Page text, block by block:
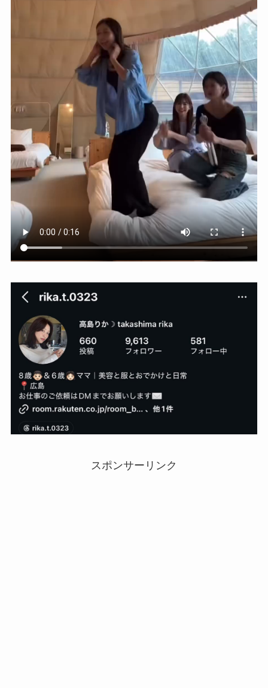
スポンサーリンク